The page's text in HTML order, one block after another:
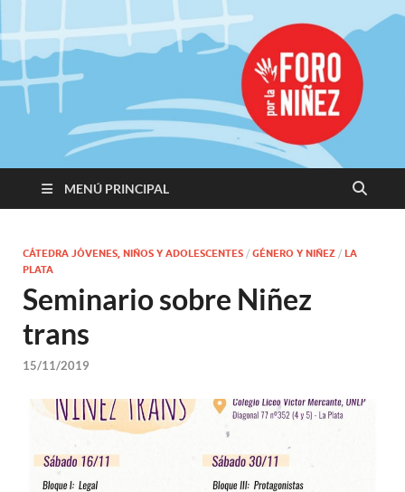
Promoviendo
Derechos,
Construimos
Igualdad
MENÚ PRINCIPAL
CÁTEDRA JÓVENES, NIÑOS Y ADOLESCENTES / GÉNERO Y NIÑEZ / LA
PLATA
Seminario sobre Niñez
trans
15/11/2019